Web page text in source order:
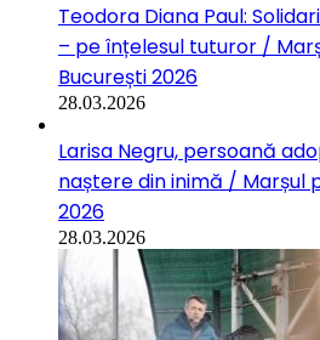
Teodora Diana Paul:
– pe înțelesul tuturor /
București 2026
28.03.2026
Larisa Negru, persoană
naștere din inimă / Marșul
2026
28.03.2026